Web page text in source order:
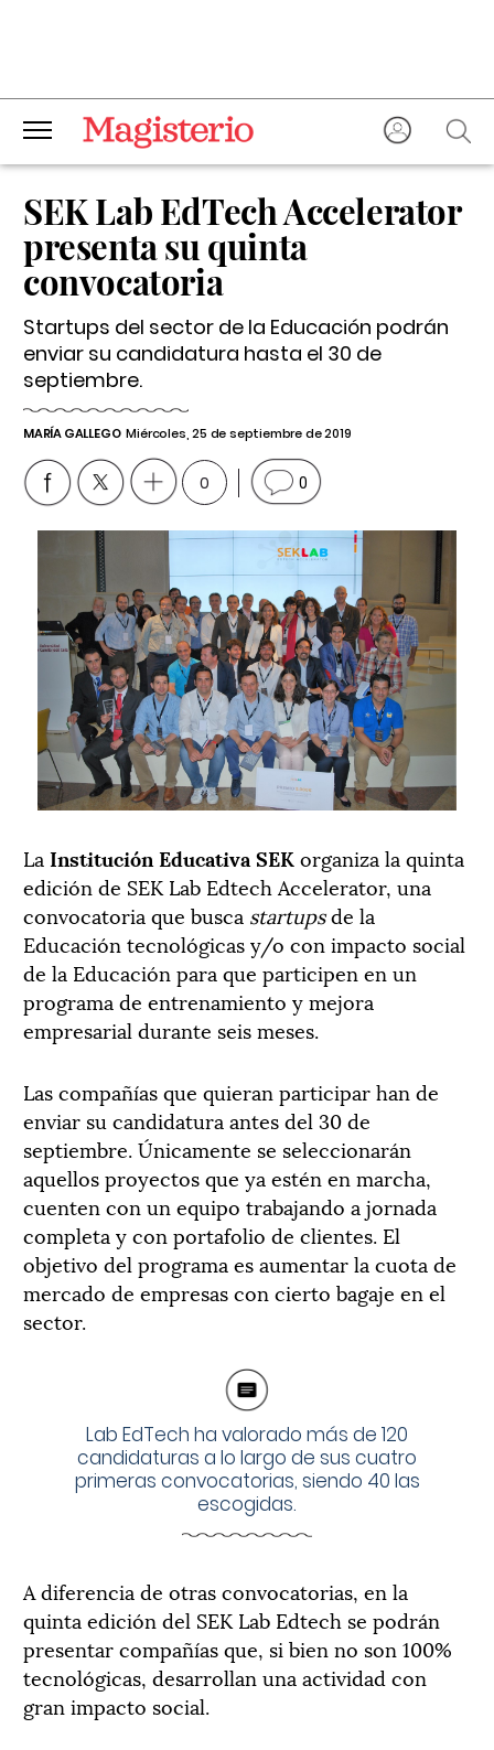
SEK Lab EdTech Accelerator
presenta su quinta
convocatoria
Startups del sector de la Educación podrán
enviar su candidatura hasta el 30 de
septiembre.
MARÍA GALLEGO Miércoles, 25 de septiembre de 2019
0 0
La Institución Educativa SEK organiza la quinta
edición de SEK Lab Edtech Accelerator, una
convocatoria que busca startupsde la
Educación tecnológicas y/o con impacto social
de la Educación para que participen en un
programa de entrenamiento y mejora
empresarial durante seis meses.
Las compañías que quieran participar han de
enviar su candidatura antes del 30 de
septiembre. Únicamente se seleccionarán
aquellos proyectos que ya estén en marcha,
cuenten con un equipo trabajando a jornada
completa y con portafolio de clientes. El
objetivo del programa es aumentar la cuota de
mercado de empresas con cierto bagaje en el
sector.
Lab EdTech ha valorado más de 120
candidaturas a lo largo de sus cuatro
primeras convocatorias, siendo 40 las
escogidas.
A diferencia de otras convocatorias, en la
quinta edición del SEK Lab Edtech se podrán
presentar compañías que, si bien no son 100%
tecnológicas, desarrollan una actividad con
gran impacto social.